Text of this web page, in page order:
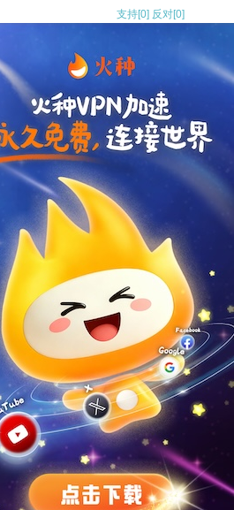
支持[0] 反对[0]
支持[0] 反对
支持
反对 [0]
支持[0] 反对[0]